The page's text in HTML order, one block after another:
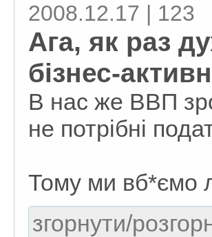
2008.12.17 | 123
Ага, як раз
бізнес-
В нас же ВВП
не потрібні
Тому ми вб*ємо
згорнути/